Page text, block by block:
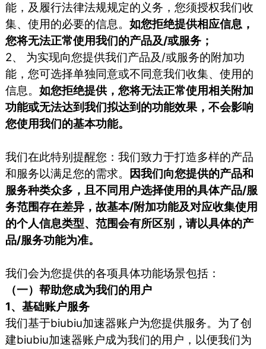
能，及履行法律法规规定的义务，您须授权我们收
集、使用的必要的信息。如您拒绝提供相应信息，
您将无法正常使用我们的产品及/或服务；
2、 为实现向您提供我们产品及/或服务的附加功
能，您可选择单独同意或不同意我们收集、使用的
信息。如您拒绝提供，您将无法正常使用相关附加
功能或无法达到我们拟达到的功能效果，不会影响
您使用我们的基本功能。
我们在此特别提醒您：我们致力于打造多样的产品
和服务以满足您的需求。
因我们向您提供的产品和
服务种类众多，且不同用户选择使用的具体产品/服
务范围存在差异，故基本/附加功能及对应收集使用
的个人信息类型、范围会有所区别，请以具体的产
品/服务功能为准。
我们会为您提供的各项具体功能场景包括：
（一）帮助您成为我们的用户
1、基础账户服务
我们基于biubiu加速器账户为您提供服务。为了创
建biubiu加速器账户成为我们的用户，以便我们为